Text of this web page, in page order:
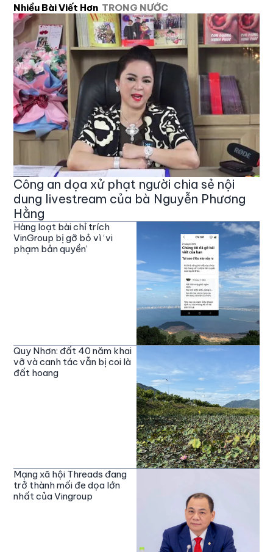
Nhiều Bài Viết Hơn TRONG NƯỚC
Công an dọa xử phạt người chia sẻ nội
dung livestream của bà Nguyễn Phương
Hằng
Hàng loạt bài chỉ trích
VinGroup bị gỡ bỏ vì ‘vi
phạm bản quyền’
Quy Nhơn: đất 40 năm khai
vỡ và canh tác vẫn bị coi là
đất hoang
Mạng xã hội Threads đang
trở thành mối đe dọa lớn
nhất của Vingroup